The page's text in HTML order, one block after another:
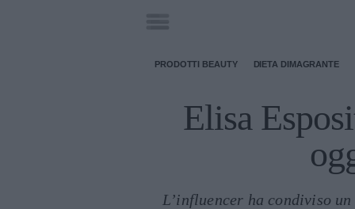
PRODOTTI BEAUTY DIETA DIMAGRANTE
Elisa
L’influencer ha condiviso